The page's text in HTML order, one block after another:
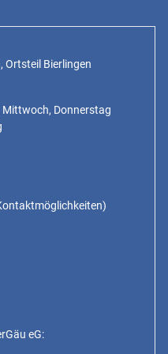
Ortsteil Bierlingen
Donnerstag
eG: